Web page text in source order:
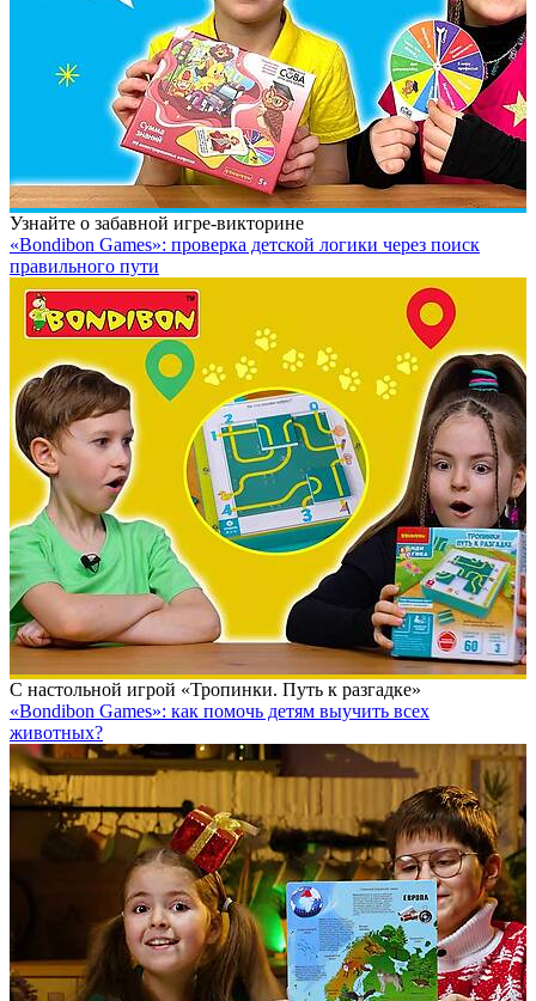
Узнайте о забавной игре-викторине
«Bondibon Games»: проверка детской логики через поиск
правильного пути
С настольной игрой «Тропинки. Путь к разгадке»
«Bondibon Games»: как помочь детям выучить всех
животных?